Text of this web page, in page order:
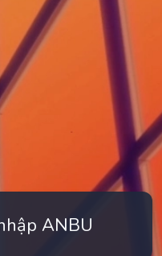
ANBU